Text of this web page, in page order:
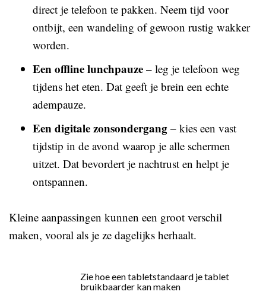
direct je telefoon te pakken. Neem tijd voor
ontbijt, een wandeling of gewoon rustig wakker
worden.
Een offline lunchpauze – leg je telefoon weg
tijdens het eten. Dat geeft je brein een echte
adempauze.
Een digitale zonsondergang – kies een vast
tijdstip in de avond waarop je alle schermen
uitzet. Dat bevordert je nachtrust en helpt je
ontspannen.
Kleine aanpassingen kunnen een groot verschil
maken, vooral als je ze dagelijks herhaalt.
Zie hoe een tabletstandaard je tablet
bruikbaarder kan maken